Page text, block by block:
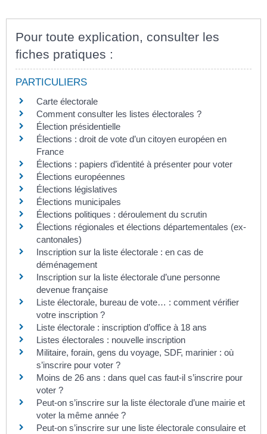
Pour toute explication, consulter les
fiches pratiques :
PARTICULIERS
Carte électorale
Comment consulter les listes électorales ?
Élection présidentielle
Élections : droit de vote d’un citoyen européen en
France
Élections : papiers d’identité à présenter pour voter
Élections européennes
Élections législatives
Élections municipales
Élections politiques : déroulement du scrutin
Élections régionales et élections départementales (ex-
cantonales)
Inscription sur la liste électorale : en cas de
déménagement
Inscription sur la liste électorale d’une personne
devenue française
Liste électorale, bureau de vote… : comment vérifier
votre inscription ?
Liste électorale : inscription d’office à 18 ans
Listes électorales : nouvelle inscription
Militaire, forain, gens du voyage, SDF, marinier : où
s’inscrire pour voter ?
Moins de 26 ans : dans quel cas faut-il s’inscrire pour
voter ?
Peut-on s’inscrire sur la liste électorale d’une mairie et
voter la même année ?
Peut-on s’inscrire sur une liste électorale consulaire et